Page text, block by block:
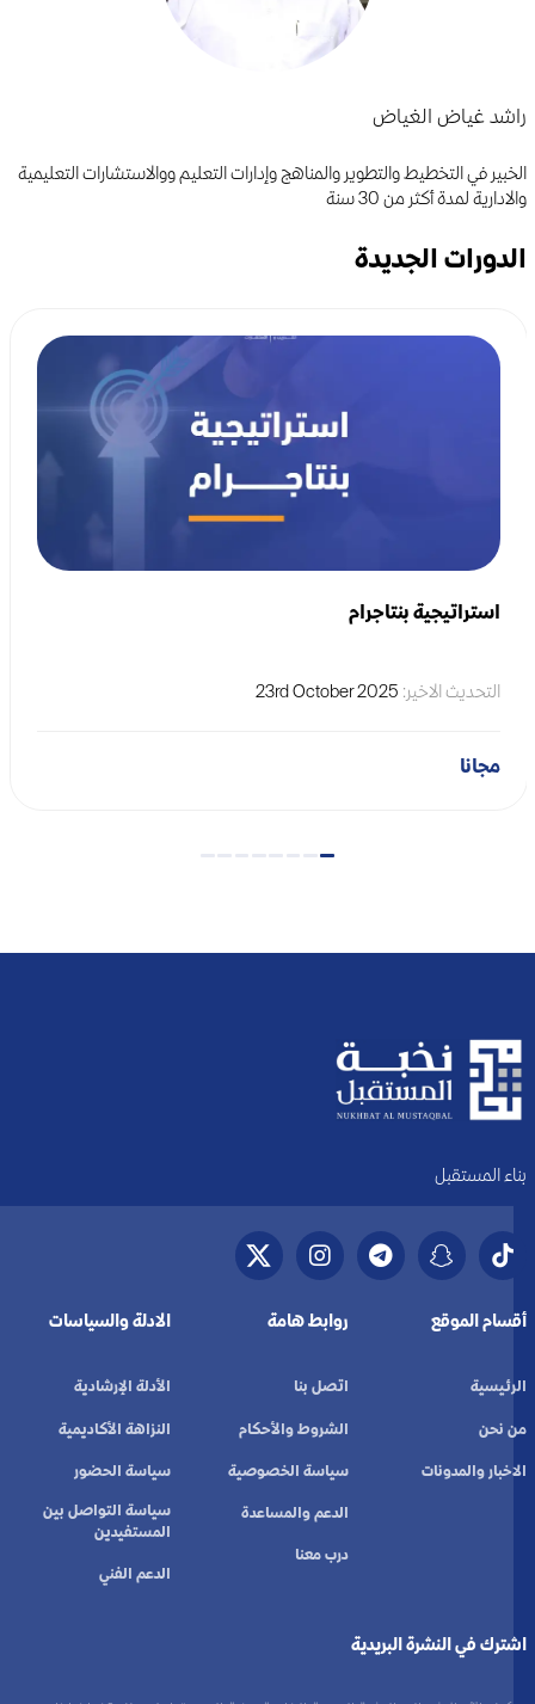
راشد غياض الغياض
الخبير في التخطيط والتطوير والمناهج وإدارات التعليم ووالاستشارات التعليمية
والادارية لمدة أكثر من 30 سنة
الدورات الجديدة
استراتيجية بنتاجرام
التحديث الاخير: 23rd October 2025
مجانا
بناء المستقبل
أقسام الموقع
الرئيسية
من نحن
الاخبار والمدونات
روابط هامة
اتصل بنا
الشروط والأحكام
سياسة الخصوصية
الدعم والمساعدة
درب معنا
الادلة والسياسات
الأدلة الإرشادية
النزاهة الأكاديمية
سياسة الحضور
سياسة التواصل بين
المستفيدين
الدعم الفني
اشترك في النشرة البريدية